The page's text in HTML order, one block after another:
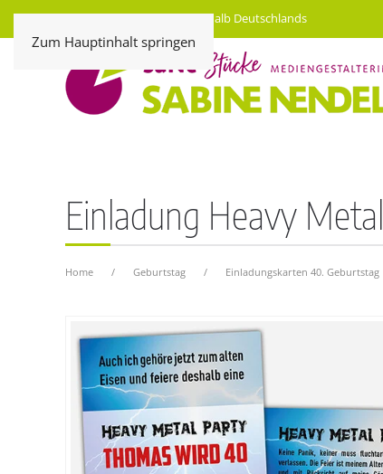
Zum Hauptinhalt springen
Kostenloser Versand innerhalb Deutschlands
Einladung Heavy Metal
Home Geburtstag Einladungskarten 40. Geburtstag